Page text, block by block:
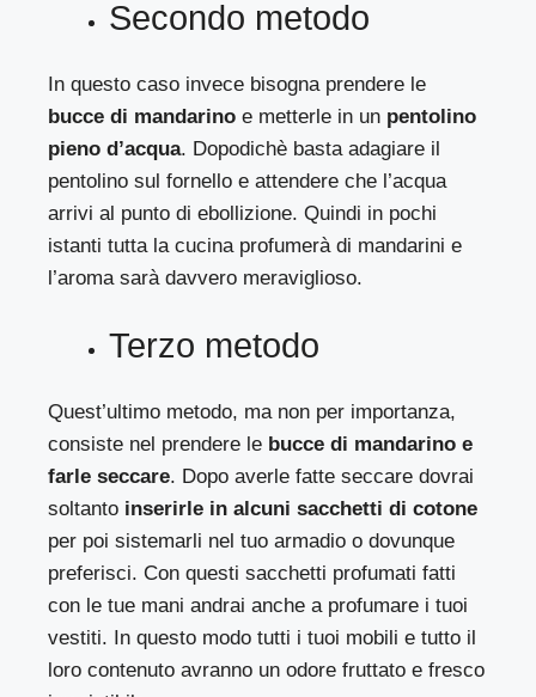
Secondo metodo
In questo caso invece bisogna prendere le
bucce di mandarino e metterle in un pentolino
pieno d’acqua. Dopodichè basta adagiare il
pentolino sul fornello e attendere che l’acqua
arrivi al punto di ebollizione. Quindi in pochi
istanti tutta la cucina profumerà di mandarini e
l’aroma sarà davvero meraviglioso.
Terzo metodo
Quest’ultimo metodo, ma non per importanza,
consiste nel prendere le bucce di mandarino e
farle seccare. Dopo averle fatte seccare dovrai
soltanto inserirle in alcuni sacchetti di cotone
per poi sistemarli nel tuo armadio o dovunque
preferisci. Con questi sacchetti profumati fatti
con le tue mani andrai anche a profumare i tuoi
vestiti. In questo modo tutti i tuoi mobili e tutto il
loro contenuto avranno un odore fruttato e fresco